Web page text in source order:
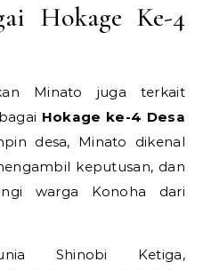
Hokage Ke-4
Minato juga terkait
Hokage ke-4 Desa
desa, Minato dikenal
keputusan, dan
warga Konoha dari
Shinobi Ketiga,